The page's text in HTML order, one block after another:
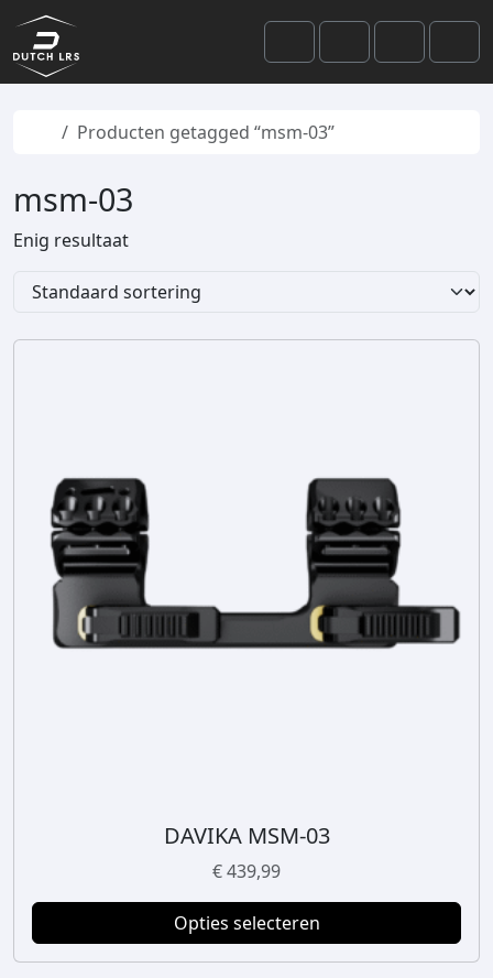
Skip to content
Skip to footer
SearchAccount
Cart
Home
Producten getagged “msm-03”
msm-03
Enig resultaat
DAVIKA MSM-03
€439,99
Opties selecteren
p
r
o